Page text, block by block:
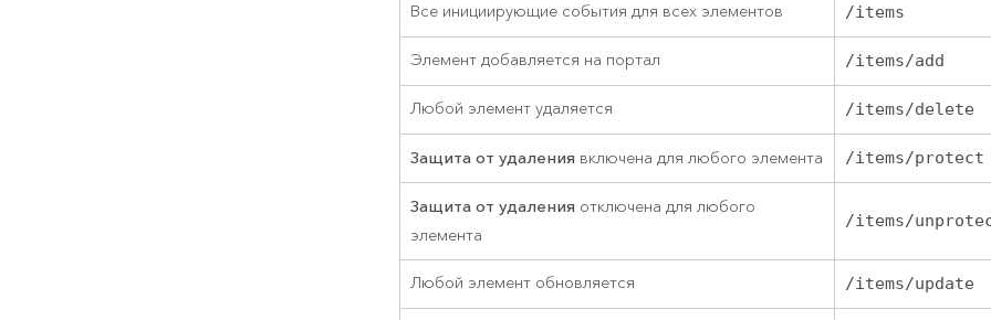
Все инициирующие события для всех элементов /items
Элемент добавляется на портал /items/add
Любой элемент удаляется /items/delete
Защита от удаления включена для любого элемента /items/protect
Защита от удаления отключена для любого
элемента
/items/
Любой элемент обновляется /items/update